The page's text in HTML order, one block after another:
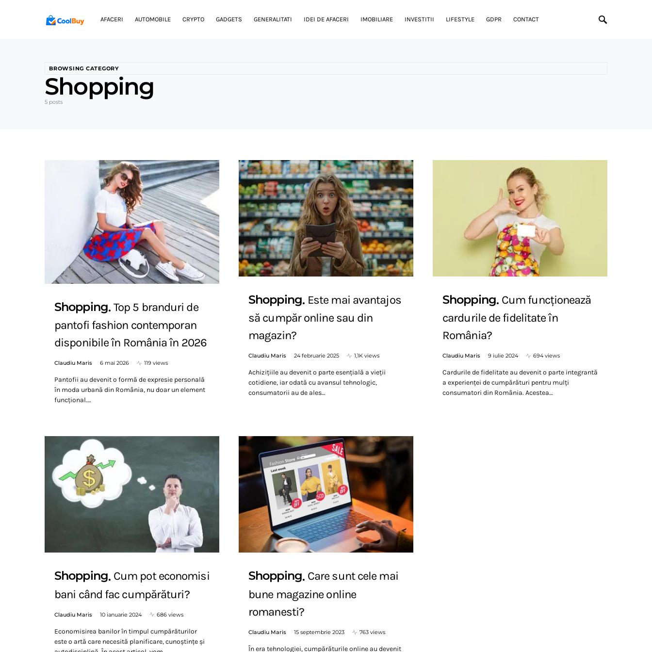
AFACERI AUTOMOBILE CRYPTO GADGETS GENERALITATI IDEI DE AFACERI IMOBILIARE INVESTITII LIFESTYLE GDPR CONTACT
BROWSING CATEGORY
Shopping
5 posts
Shopping Top 5 branduri de
pantofi fashion contemporan
disponibile în România în 2026
Claudiu Maris 6 mai 2026 119 views
Pantofii au devenit o formă de expresie personală
în moda urbană din România, nu doar un element
funcțional.…
Shopping Este mai avantajos
să cumpăr online sau din
magazin?
Claudiu Maris 24 februarie 2025 1,1K views
Achizițiile au devenit o parte esențială a vieții
cotidiene, iar odată cu avansul tehnologic,
consumatorii au de ales…
Shopping Cum funcționează
cardurile de fidelitate în
România?
Claudiu Maris 9 iulie 2024 694 views
Cardurile de fidelitate au devenit o parte integrantă
a experienței de cumpărături pentru mulți
consumatori din România. Acestea…
Shopping Cum pot economisi
bani când fac cumpărături?
Claudiu Maris 10 ianuarie 2024 686 views
Economisirea banilor în timpul cumpărăturilor
este o artă care necesită planificare, cunoștințe și
Shopping Care sunt cele mai
bune magazine online
romanesti?
Claudiu Maris 15 septembrie 2023 763 views
În era tehnologiei, cumpărăturile online au devenit